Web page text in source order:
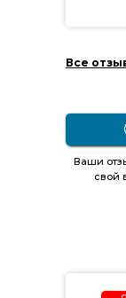
Все
Ваши
свой